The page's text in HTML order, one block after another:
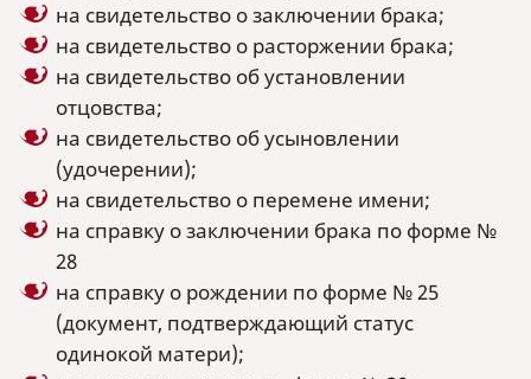
на свидетельство о заключении брака;
на свидетельство о расторжении брака;
на свидетельство об установлении
отцовства;
на свидетельство об усыновлении
(удочерении);
на свидетельство о перемене имени;
на справку о заключении брака по форме №
28
на справку о рождении по форме № 25
(документ, подтверждающий статус
одинокой матери);